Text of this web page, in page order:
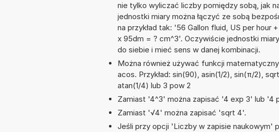
nie tylko wyliczać liczby pomiędzy sobą, jak
jednostki miary można łączyć ze sobą
na przykład tak: '56 Gallon fluid, US per
x 95dm = ? cm^3'. Oczywiście jednostki
do siebie i mieć sens w danej kombinacji.
Można również używać funkcji
acos. Przykład: sin(90), asin(1/2), sin(π/2),
atan(1/4) lub 3 pow 2
Zamiast '4^3' można zapisać '4 exp 3' lub '4
Zamiast '√4' można zapisać 'sqrt 4'.
Jeśli przy opcji 'Liczby w zapisie naukowym'